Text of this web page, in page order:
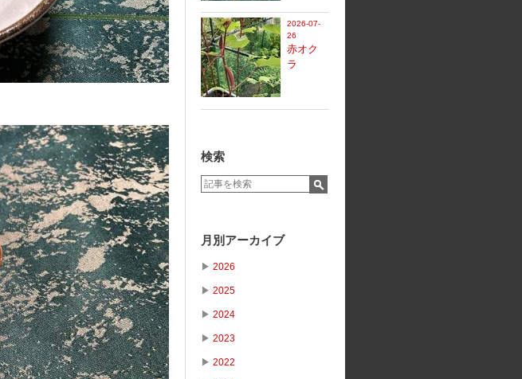
2026-07-
26
赤オク
ラ
検索
月別アーカイブ
▶ 2026
▶ 2025
▶ 2024
▶ 2023
▶ 2022